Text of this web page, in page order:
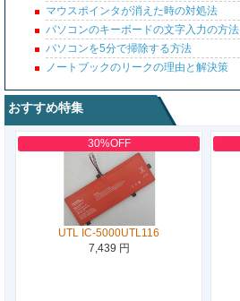
マウスポインタが消えた時の対処法
パソコンのキーボードの文字入力の方法
パソコンを5分で掃除する方法
ノートブックのリークの理由と解決策
おすすめ特集
30%OFF
UTL IC-5000UTL116
7,439 円